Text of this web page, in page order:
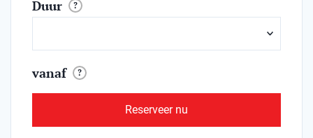
Duur ?
vanaf ?
Reserveer nu